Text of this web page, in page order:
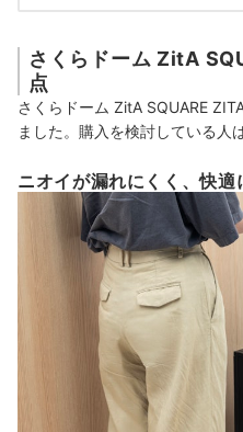
さくらドーム ZitA
点
さくらドーム ZitA SQUARE
ました。購入を検討している人
ニオイが漏れにくく、快適